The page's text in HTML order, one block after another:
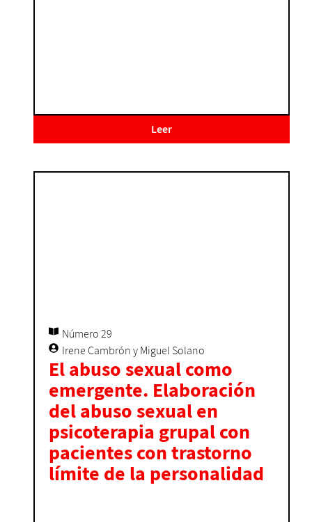
Leer
Número 29
Irene Cambrón y Miguel Solano
El abuso sexual como
emergente. Elaboración
del abuso sexual en
psicoterapia grupal con
pacientes con trastorno
límite de la personalidad